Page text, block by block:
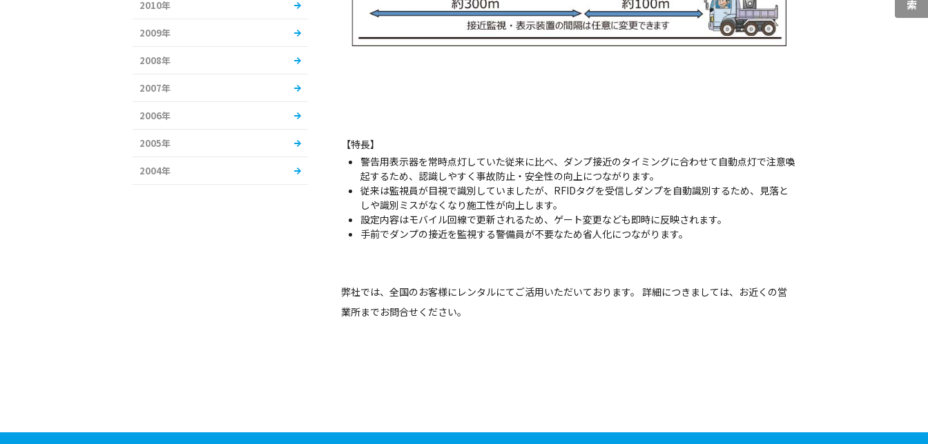
【特長】
警告用表示器を常時点灯していた従来に比べ、ダンプ接近のタイミングに合わせて自動点灯で注意喚
起するため、認識しやすく事故防止・安全性の向上につながります。
従来は監視員が目視で識別していましたが、RFIDタグを受信しダンプを自動識別するため、見落と
しや識別ミスがなくなり施工性が向上します。
設定内容はモバイル回線で更新されるため、ゲート変更なども即時に反映されます。
手前でダンプの接近を監視する警備員が不要なため省人化につながります。
弊社では、全国のお客様にレンタルにてご活用いただいております。 詳細につきましては、お近くの営
業所までお問合せください。
2010年
2009年
2008年
2007年
2006年
2005年
2004年